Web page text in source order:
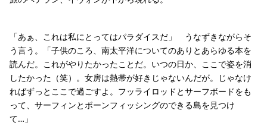
「あぁ、これは私にとってはパラダイスだ」 うなずきながらそ
う言う。「子供のころ、南太平洋についてのありとあらゆる本を
読んだ。これがやりたかったことだ。いつの日か、ここで姿を消
したかった（笑）。女房は熱帯が好きじゃないんだが。じゃなけ
ればずっとここで過ごすよ。フッライロッドとサーフボードをも
って、サーフィンとボーンフィッシングのできる島を見つけ
て…」